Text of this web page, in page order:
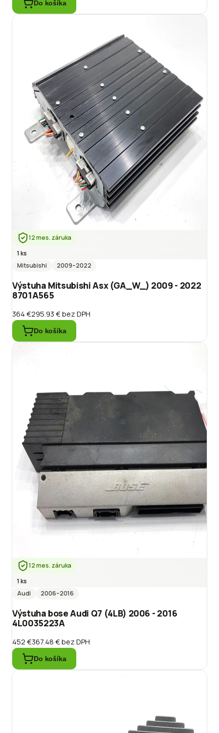
Do košíka
12 mes. záruka
1 ks
Mitsubishi
2009–2022
Výstuha Mitsubishi Asx (GA_W_) 2009 - 2022
8701A565
364 €295.93 €bez DPH
Do košíka
12 mes. záruka
1 ks
Audi
2006–2016
Výstuha bose Audi Q7 (4LB) 2006 - 2016
4L0035223A
452 €367.48 €bez DPH
Do košíka